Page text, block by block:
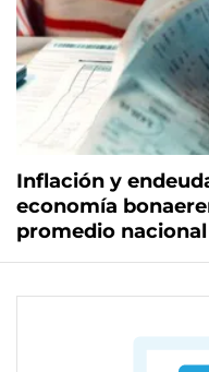
Inflación y
economía
promedio